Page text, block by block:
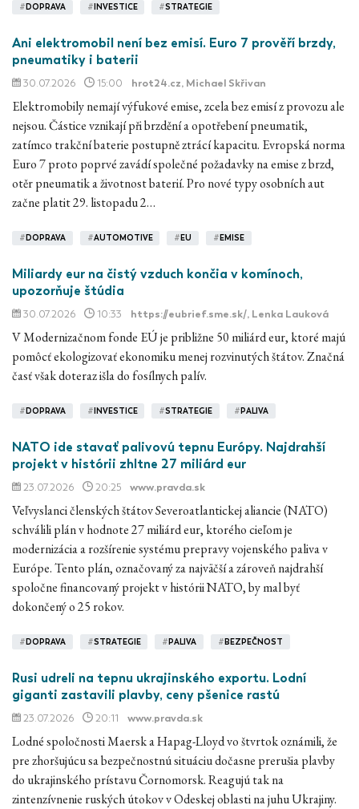
# DOPRAVA # INVESTICE #STRATEGIE
Ani elektromobil není bez emisí. Euro 7 prověří brzdy,
pneumatiky i baterii
30.07.2026 15:00 hrot24.cz, Michael Skřivan
Elektromobily nemají výfukové emise, zcela bez emisí z provozu ale
nejsou. Částice vznikají při brzdění a opotřebení pneumatik,
zatímco trakční baterie postupně ztrácí kapacitu. Evropská norma
Euro 7 proto poprvé zavádí společné požadavky na emise z brzd,
otěr pneumatik a životnost baterií. Pro nové typy osobních aut
začne platit 29. listopadu 2…
# DOPRAVA #AUTOMOTIVE # EU # EMISE
Miliardy eur na čistý vzduch končia v komínoch,
upozorňuje štúdia
30.07.2026 10:33 https://eubrief.sme.sk/, Lenka Lauková
V Modernizačnom fonde EÚ je približne 50 miliárd eur, ktoré majú
pomôcť ekologizovať ekonomiku menej rozvinutých štátov. Značná
časť však doteraz išla do fosílnych palív.
# DOPRAVA # INVESTICE #STRATEGIE # PALIVA
NATO ide stavať palivovú tepnu Európy. Najdrahší
projekt v histórii zhltne 27 miliárd eur
23.07.2026 20:25 www.pravda.sk
Veľvyslanci členských štátov Severoatlantickej aliancie (NATO)
schválili plán v hodnote 27 miliárd eur, ktorého cieľom je
modernizácia a rozšírenie systému prepravy vojenského paliva v
Európe. Tento plán, označovaný za najväčší a zároveň najdrahší
spoločne financovaný projekt v histórii NATO, by mal byť
dokončený o 25 rokov.
# DOPRAVA #STRATEGIE # PALIVA # BEZPEČNOST
Rusi udreli na tepnu ukrajinského exportu. Lodní
giganti zastavili plavby, ceny pšenice rastú
23.07.2026 20:11 www.pravda.sk
Lodné spoločnosti Maersk a Hapag-Lloyd vo štvrtok oznámili, že
pre zhoršujúcu sa bezpečnostnú situáciu dočasne prerušia plavby
do ukrajinského prístavu Čornomorsk. Reagujú tak na
zintenzívnenie ruských útokov v Odeskej oblasti na juhu Ukrajiny.